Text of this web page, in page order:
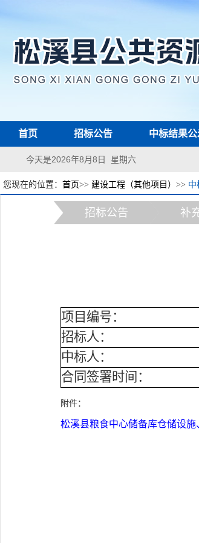
首页 招标公告 中标结果公
今天是2026年8月8日 星期六
您现在的位置： 首页>> 建设工程（其他项目） >> 中
招标公告 补
项目编号：
招标人：
中标人：
合同签署时间：
附件：
松溪县粮食中心储备库仓储设